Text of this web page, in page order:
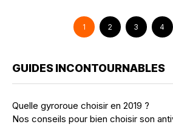
1 2 3 4
GUIDES INCONTOURNABLES
Quelle gyroroue choisir en 2019 ?
Nos conseils pour bien choisir son